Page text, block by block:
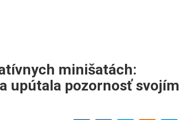
minišatách:
upútala pozornosť svojím